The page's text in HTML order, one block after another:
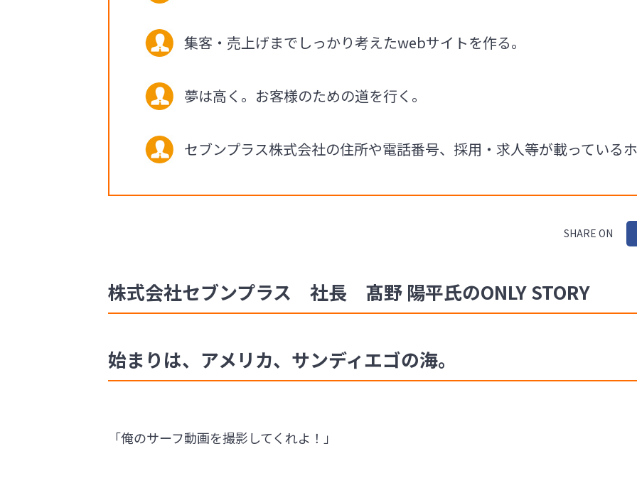
集客・売上げまでしっかり考えたwebサイトを作る。
夢は高く。お客様のための道を行く。
セブンプラス株式会社の住所や電話番号、採用・求人等が載っている
SHARE ON
株式会社セブンプラス 社長 髙野 陽平氏のONLY STORY
始まりは、アメリカ、サンディエゴの海。
「俺のサーフ動画を撮影してくれよ！」